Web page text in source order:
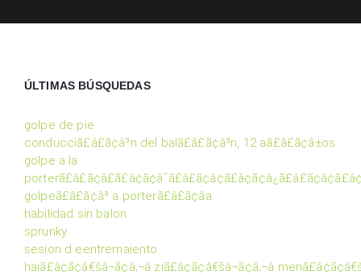
ÚLTIMAS BÚSQUEDAS
golpe de pie
conducciã£â£ã¢â³n del balã£â£ã¢â³n, 12 aã£â£ã¢â±os
golpe a la
golpeã£â£ã¢â³ a porterã£â£ã¢â­a
habilidad sin balon
sprunky
sesion d eentremaiento
haiã£â¢ã¢â€šâ¬ã¢â‚¬â ziã£â¢ã¢â€šâ¬ã¢â‚¬â